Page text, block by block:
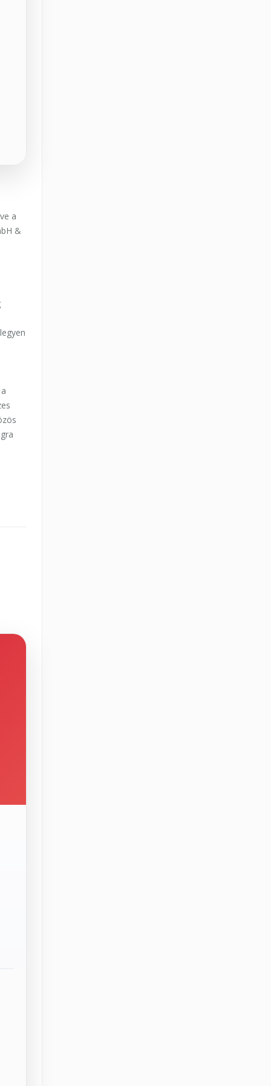
a
&